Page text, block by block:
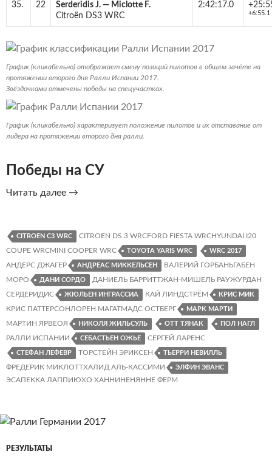
35. 22 Serderidis J. — Miclotte F.
Citroën DS3 WRC
2:42:17.0
+6:55.1
График (кликабельно) отображает смену позиций пилотов в общем зачёте на
протяжении второго дня Ралли Испании 2017.
Звёздочками отмечены победы на спецучастках.
График (кликабельно) характеризует положение пилотов и их отставание от
лидера на протяжении второго дня ралли.
Победы на СУ
Читать далее Ралли
День
2.
Классификация,
статистика,
графики
→
CITROEN C3 WRC
CITROEN DS 3 WRCFORD FIESTA WRCHYUNDAI I20
COUPE WRCMINI COOPER WRC
TOYOTA YARIS WRC WRC 2017
АНДЕРС ДЖАГЕР АНДРЕАС МИККЕЛЬСЕН
ВАЛЕРИЙ ГОРБАНЬГАБЕН
МОРО
ДАНИ СОРДО
ДАНИЕЛЬ БАРРИТТЖАН-МИШЕЛЬ РАУЖУРДАН
СЕРДЕРИДИС
ЖЮЛЬЕН ИНГРАССИА КАЙ ЛИНДСТРЁМ КРИС МИК
КРИС ПАТТЕРСОНЛОРЕН МАГАТМАДС ОСТБЕРГ МАРК МАРТИ
МАРТИН ЯРВЕОЯ НИКОЛЯ ЖИЛЬСУЛЬ ОТТ ТЯНАК ПОЛ НАГЛ
РАЛЛИ ИСПАНИИ СЕБАСТЬЕН ОЖЬЕ СЕРГЕЙ ЛАРЕНС
СТЕФАН ЛЕФЕВР ТОРСТЕЙН ЭРИКСЕН ТЬЕРРИ НЕВИЛЛЬ
ФРЕДЕРИК МИКЛОТТХАЛИД АЛЬ-КАССИМИ ЭЛФИН ЭВАНС
ЭСАПЕККА ЛАППИЮХО ХАННИНЕНЯННЕ ФЕРМ
РЕЗУЛЬТАТЫ